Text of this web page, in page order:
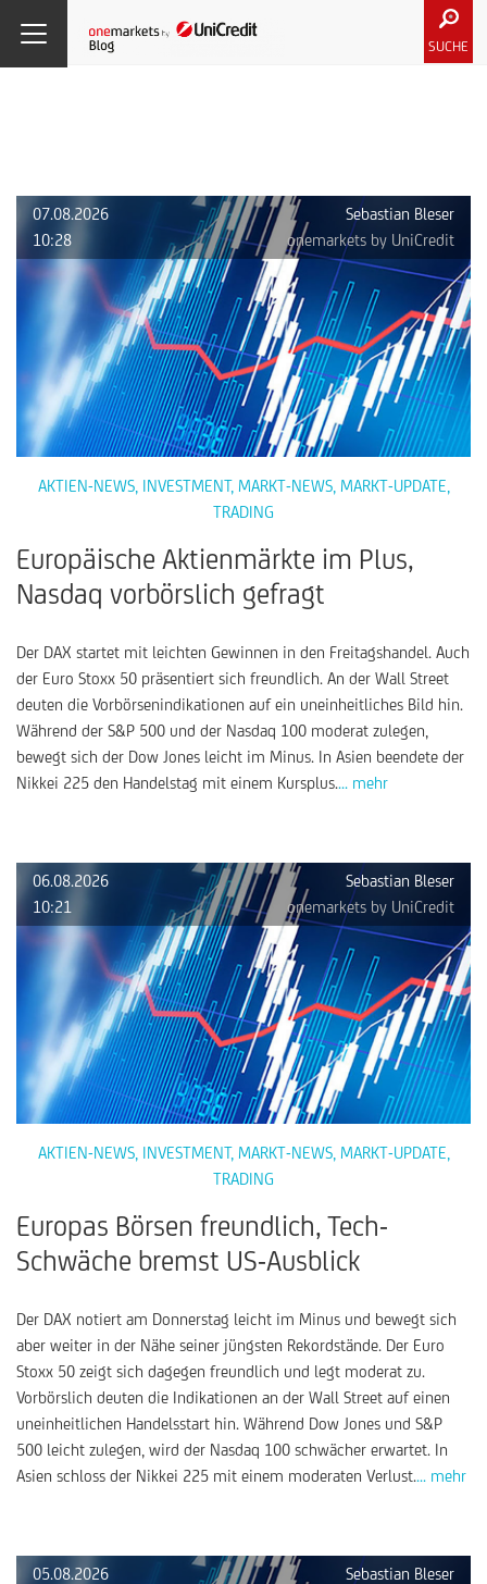
SUCHE
07.08.2026
Sebastian Bleser
10:28
onemarkets by UniCredit
AKTIEN-NEWS, INVESTMENT, MARKT-NEWS, MARKT-UPDATE
TRADING
Europäische Aktienmärkte im Plus,
Nasdaq vorbörslich gefragt
Der DAX startet mit leichten Gewinnen in den Freitagshandel. Auch
der Euro Stoxx 50 präsentiert sich freundlich. An der Wall Street
deuten die Vorbörsenindikationen auf ein uneinheitliches Bild hin.
Während der S&P 500 und der Nasdaq 100 moderat zulegen,
bewegt sich der Dow Jones leicht im Minus. In Asien beendete der
Nikkei 225 den Handelstag mit einem Kursplus.... mehr
06.08.2026
Sebastian Bleser
10:21
onemarkets by UniCredit
AKTIEN-NEWS, INVESTMENT, MARKT-NEWS, MARKT-UPDATE
TRADING
Europas Börsen freundlich, Tech-
Schwäche bremst US-Ausblick
Der DAX notiert am Donnerstag leicht im Minus und bewegt sich
aber weiter in der Nähe seiner jüngsten Rekordstände. Der Euro
Stoxx 50 zeigt sich dagegen freundlich und legt moderat zu.
Vorbörslich deuten die Indikationen an der Wall Street auf einen
uneinheitlichen Handelsstart hin. Während Dow Jones und S&P
500 leicht zulegen, wird der Nasdaq 100 schwächer erwartet. In
Asien schloss der Nikkei 225 mit einem moderaten Verlust.... mehr
05.08.2026
Sebastian Bleser